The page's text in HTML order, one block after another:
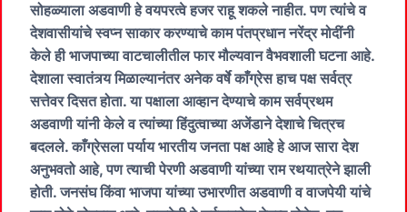
सोहळ्याला अडवाणी हे वयपरत्वे हजर राहू शकले नाहीत. पण त्यांचे व
देशवासीयांचे स्वप्न साकार करण्याचे काम पंतप्रधान नरेंद्र मोदींनी
केले ही भाजपाच्या वाटचालीतील फार मौल्यवान वैभवशाली घटना आहे.
देशाला स्वातंत्र्य मिळाल्यानंतर अनेक वर्षे काँग्रेस हाच पक्ष सर्वत्र
सत्तेवर दिसत होता. या पक्षाला आव्हान देण्याचे काम सर्वप्रथम
अडवाणी यांनी केले व त्यांच्या हिंदुत्वाच्या अजेंडाने देशाचे चित्रच
बदलले. काँग्रेसला पर्याय भारतीय जनता पक्ष आहे हे आज सारा देश
अनुभवतो आहे, पण त्याची पेरणी अडवाणी यांच्या राम रथयात्रेने झाली
होती. जनसंघ किंवा भाजपा यांच्या उभारणीत अडवाणी व वाजपेयी यांचे